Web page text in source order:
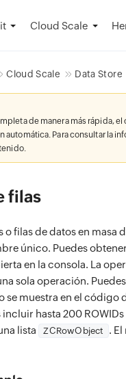
Cloud Scale
Cloud Scale Data Store
de manera más rápida,
Para consultar la
filas
filas de datos en masa
único. Puedes
en la consola. La
sola operación.
se muestra en el código
hasta 200
lista ZCRowObject
.